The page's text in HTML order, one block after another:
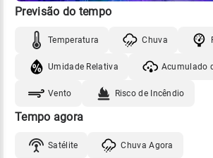
Previsão do tempo
Temperatura Chuva
Umidade Relativa Acumulado
Vento Risco de Incêndio
Tempo agora
Satélite Chuva Agora